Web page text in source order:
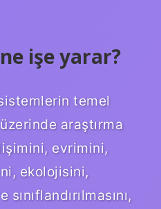
işe yarar?
temel
araştırma
evrimini,
ekolojisini,